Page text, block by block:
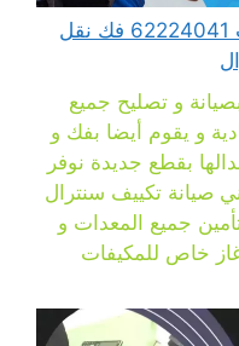
فني تكييف مركزي هندي الكويت 62224041 فك نقل
و تصليح جميع
و يقوم أيضا بفك و
بقطع جديدة نوفر
صيانة تكييف سنترال
جميع المعدات و
غاز خاص للمكيفات